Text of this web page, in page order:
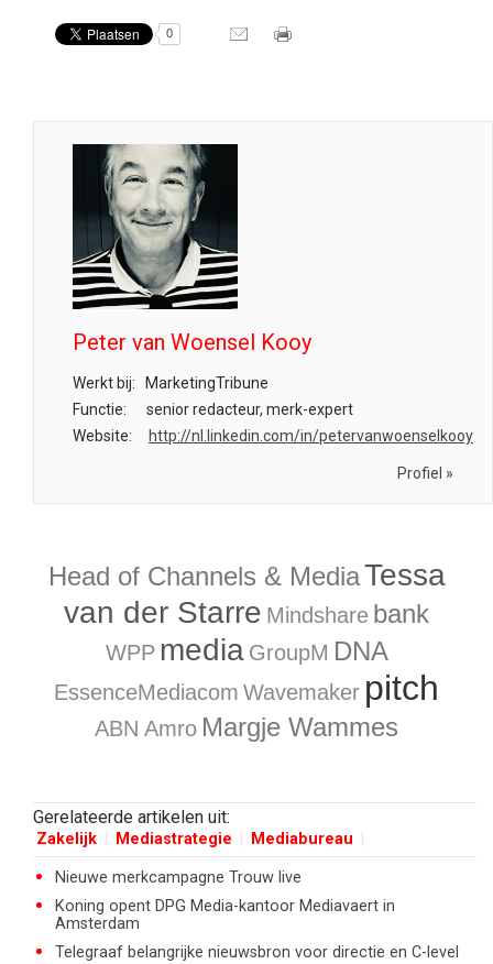
0
Peter van Woensel Kooy
Werkt bij:
MarketingTribune
Functie:
senior redacteur, merk-expert
Website:
http://nl.linkedin.com/in/petervanwoenselkooy
Profiel »
Head of Channels & MediaTessa
van der Starre Mindshare bank
WPP media GroupM DNA
EssenceMediacom Wavemaker pitch
ABN Amro Margje Wammes
Gerelateerde artikelen uit:
Zakelijk Mediastrategie Mediabureau
Nieuwe merkcampagne Trouw live
Koning opent DPG Media-kantoor Mediavaert in
Amsterdam
Telegraaf belangrijke nieuwsbron voor directie en C-level